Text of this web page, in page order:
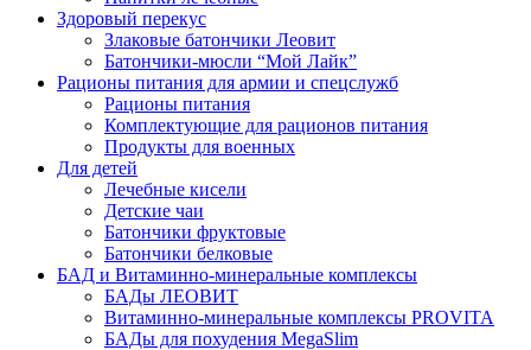
Здоровый перекус
Злаковые батончики Леовит
Батончики-мюсли “Мой Лайк”
Рационы питания для армии и спецслужб
Рационы питания
Комплектующие для рационов питания
Продукты для военных
Для детей
Лечебные кисели
Детские чаи
Батончики фруктовые
Батончики белковые
БАД и Витаминно-минеральные комплексы
БАДы ЛЕОВИТ
Витаминно-минеральные комплексы PROVITA
БАДы для похудения MegaSlim